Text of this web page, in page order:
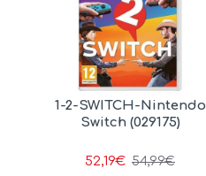
1-2-SWITCH-Nintendo
Switch (029175)
52,19€ 54,99€